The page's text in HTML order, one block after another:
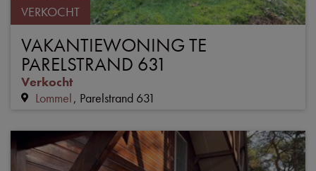
VERKOCHT
VAKANTIEWONING TE
PARELSTRAND 631
Verkocht
Lommel Parelstrand 631